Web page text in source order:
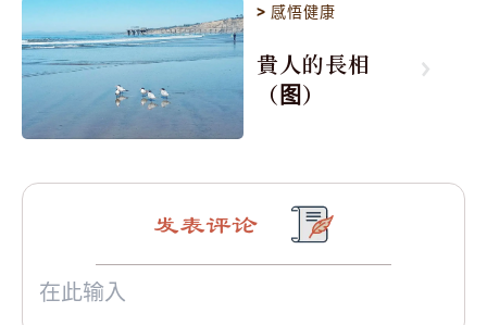
>感悟健康
貴人的長相
（图）
发表评论